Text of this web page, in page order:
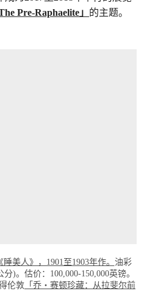
Pre-Raphaelite」 的主题。
美人》，1901至1903年作。 油彩
)。估价：100,000-150,000英镑。
伦敦 「乔・赛顿珍藏：从拉斐尔前